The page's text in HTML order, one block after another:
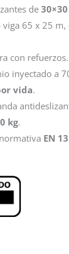
de
65 x 25 m,
con refuerzos.
inyectado a
vida.
kg.
EN